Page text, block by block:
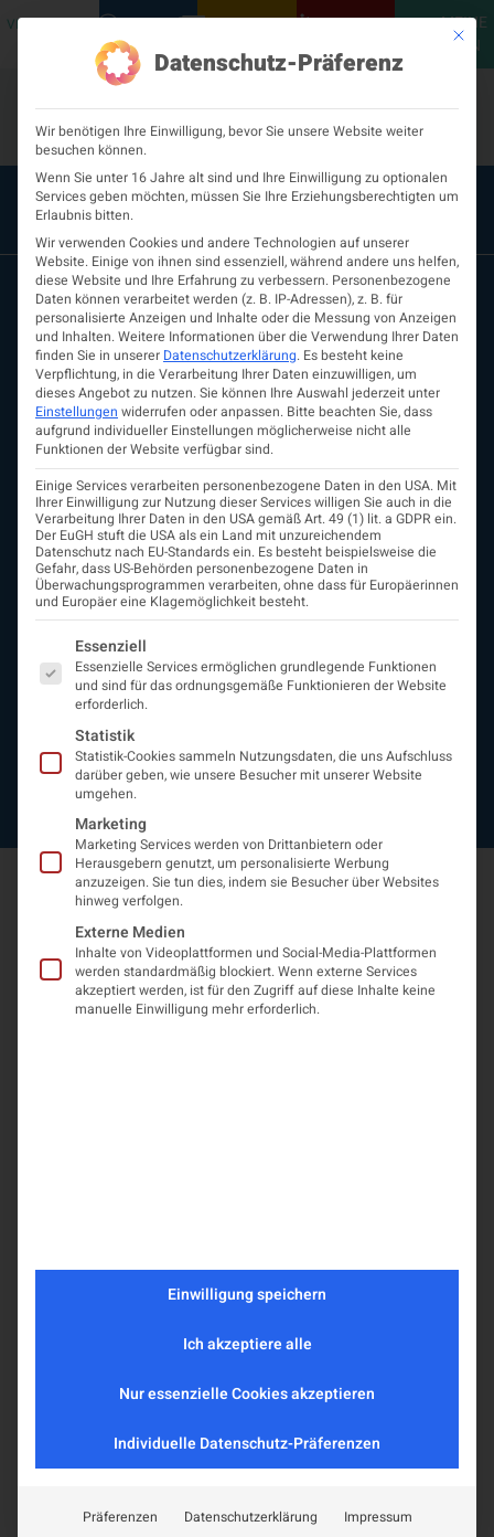
VERANSTALTUNGENPODCASTS NEUROLOGISCH KONTAKT
MEINE
ÖGN
ÖGN
Über uns
Vorstand
Beirat
Arbeitsgemeinschaften
assoziierte Gesellschaften
EAN
Fördermitglieder
Neurologiereport
Mitgliedschaft
Statuten
Protokolle
Kontakt
Impressum
Datenschutzerklärung
Mit
Datenschutz-Präferenz
Wir benötigen Ihre Einwilligung, bevor Sie unsere Website weiter
besuchen können.
Wenn Sie unter 16 Jahre alt sind und Ihre Einwilligung zu optionalen
Services geben möchten, müssen Sie Ihre Erziehungsberechtigten um
Erlaubnis bitten.
Wir verwenden Cookies und andere Technologien auf unserer
Website. Einige von ihnen sind essenziell, während andere uns helfen,
diese Website und Ihre Erfahrung zu verbessern. Personenbezogene
Daten können verarbeitet werden (z. B. IP-Adressen), z. B. für
personalisierte Anzeigen und Inhalte oder die Messung von Anzeigen
und Inhalten.Weitere Informationen über die Verwendung Ihrer Daten
finden Sie in unserer Datenschutzerklärung. Es besteht keine
Verpflichtung, in die Verarbeitung Ihrer Daten einzuwilligen, um
dieses Angebot zu nutzen.Sie können Ihre Auswahl jederzeit unter
Einstellungen widerrufen oder anpassen. Bitte beachten Sie, dass
aufgrund individueller Einstellungen möglicherweise nicht alle
Funktionen der Website verfügbar sind.
Einige Services verarbeiten personenbezogene Daten in den USA. Mit
Ihrer Einwilligung zur Nutzung dieser Services willigen Sie auch in die
Verarbeitung Ihrer Daten in den USA gemäß Art. 49 (1) lit. a GDPR ein.
Der EuGH stuft die USA als ein Land mit unzureichendem
Datenschutz nach EU-Standards ein. Es besteht beispielsweise die
Gefahr, dass US-Behörden personenbezogene Daten in
Überwachungsprogrammen verarbeiten, ohne dass für Europäerinnen
und Europäer eine Klagemöglichkeit besteht.
Es folgt eine Liste der Service-Gruppen, für die eine
Essenziell
Essenzielle Services ermöglichen grundlegende Funktionen
und sind für das ordnungsgemäße Funktionieren der Website
erforderlich.
Statistik
Statistik-Cookies sammeln Nutzungsdaten, die uns Aufschluss
darüber geben, wie unsere Besucher mit unserer Website
umgehen.
Marketing
Marketing Services werden von Drittanbietern oder
Herausgebern genutzt, um personalisierte Werbung
anzuzeigen. Sie tun dies, indem sie Besucher über Websites
hinweg verfolgen.
Externe Medien
Inhalte von Videoplattformen und Social-Media-Plattformen
werden standardmäßig blockiert. Wenn externe Services
akzeptiert werden, ist für den Zugriff auf diese Inhalte keine
manuelle Einwilligung mehr erforderlich.
Einwilligung speichern
Ich akzeptiere alle
Nur essenzielle Cookies akzeptieren
Individuelle Datenschutz-Präferenzen
Präferenzen Datenschutzerklärung Impressum